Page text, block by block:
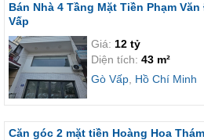
Bán Nhà 4 Tầng Mặt Tiền Phạm
Vấp
Giá: 12 tỷ
Diện tích: 43 m²
Gò Vấp Hồ Chí Minh
Căn góc 2 mặt tiền Hoàng Hoa